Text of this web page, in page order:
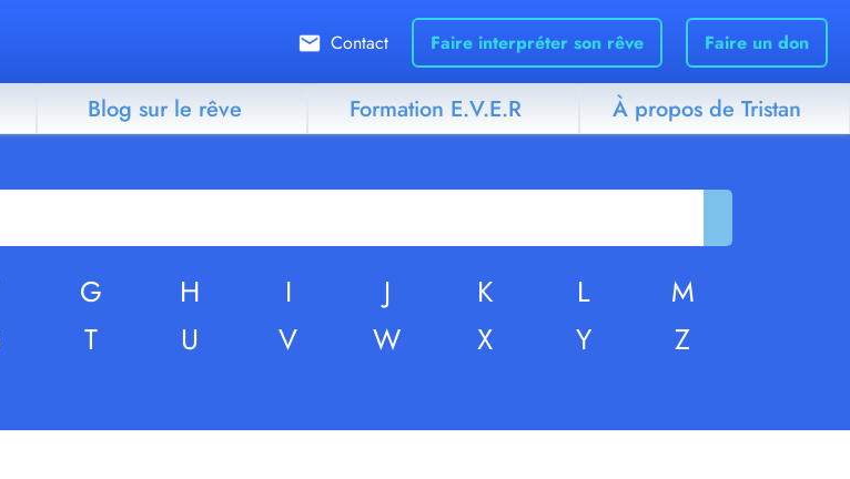
Contact Faire interpréter son rêve Faire un don
Blog sur le rêve Formation E.V.E.R À propos de Tristan
G H I J K L
M
T U V W X Y Z